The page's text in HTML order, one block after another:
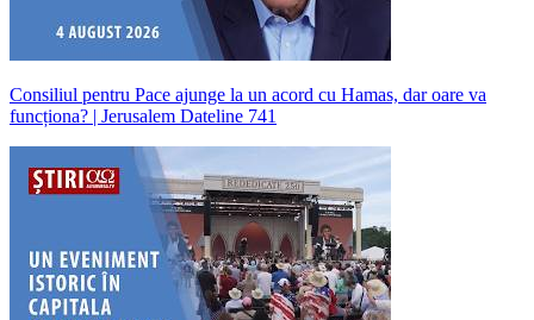
Consiliul pentru Pace ajunge la un acord cu Hamas, dar oare va
funcționa? | Jerusalem Dateline 741